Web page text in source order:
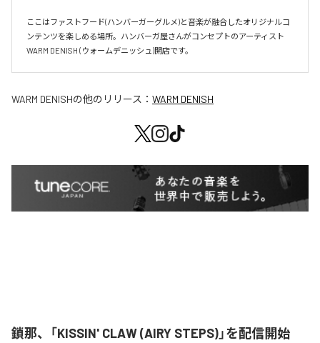
ここはファストフード(ハンバーガーグルメ)と音楽が融合したオリジナルコ
ンテンツを楽しめる場所。ハンバーガ屋さんがコンセプトのアーティスト
WARM DENISH (ウォームデニッシュ)開店です。
WARM DENISHの他のリリース： WARM DENISH
鎖那、「KISSIN' CLAW (AIRY STEPS)」を配信開始